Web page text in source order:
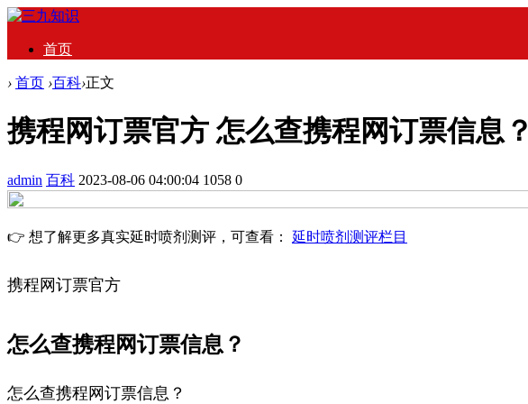
首页
› 首页 ›百科›正文
携程网订票官方 怎么查携程网订票信息？
admin 百科 2023-08-06 04:00:04 1058 0
👉 想了解更多真实延时喷剂测评，可查看： 延时喷剂测评栏目
携程网订票官方
怎么查携程网订票信息？
怎么查携程网订票信息？